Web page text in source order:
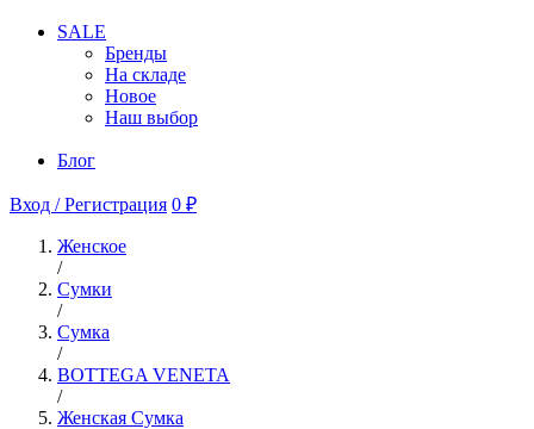
SALE
Бренды
На складе
Новое
Наш выбор
Блог
Вход / Регистрация 0 ₽
Женское
/
Сумки
/
Сумка
/
BOTTEGA VENETA
/
Женская Сумка